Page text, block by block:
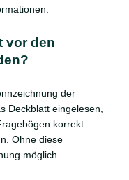
vor den
der
Deckblatt eingelesen,
korrekt
Ohne diese
möglich.